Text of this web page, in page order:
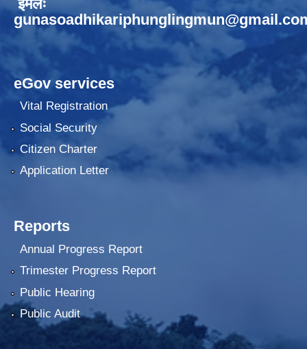
ईमेलः
eGov services
Vital Registration
Social Security
Citizen Charter
Application Letter
Reports
Annual Progress Report
Trimester Progress Report
Public Hearing
Public Audit